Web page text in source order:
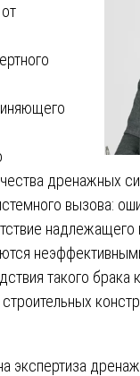
дренажных
вызова:
надлежащего
такого брака
экспертиза